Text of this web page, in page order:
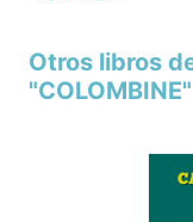
Otros libros
"COLOMBINE"